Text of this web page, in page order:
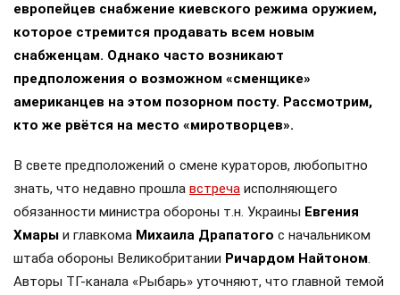
европейцев снабжение киевского режима оружием,
которое стремится продавать всем новым
снабженцам. Однако часто возникают
предположения о возможном «сменщике»
американцев на этом позорном посту. Рассмотрим,
кто же рвётся на место «миротворцев».
В свете предположений о смене кураторов, любопытно
знать, что недавно прошла встреча исполняющего
обязанности министра обороны т.н. Украины Евгения
Хмары и главкома Михаила Драпатого с начальником
штаба обороны Великобритании Ричардом Найтоном
Авторы ТГ-канала «Рыбарь» уточняют, что главной темой